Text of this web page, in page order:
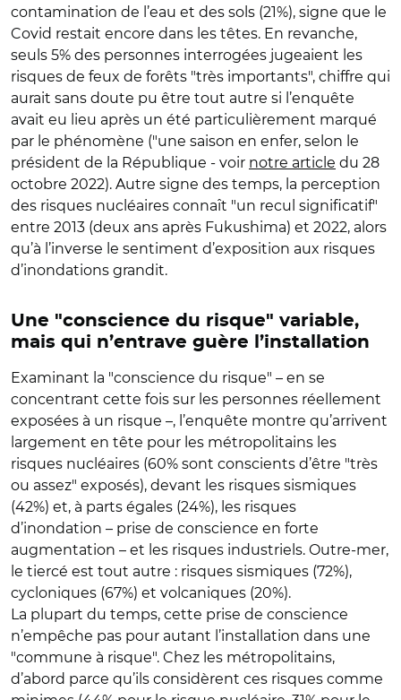
contamination de l’eau et des sols (21%), signe que le
Covid restait encore dans les têtes. En revanche,
seuls 5% des personnes interrogées jugeaient les
risques de feux de forêts "très importants", chiffre qui
aurait sans doute pu être tout autre si l’enquête
avait eu lieu après un été particulièrement marqué
par le phénomène ("une saison en enfer, selon le
président de la République - voir notre article du 28
octobre 2022). Autre signe des temps, la perception
des risques nucléaires connaît "un recul significatif"
entre 2013 (deux ans après Fukushima) et 2022, alors
qu’à l’inverse le sentiment d’exposition aux risques
d’inondations grandit.
Une "conscience du risque" variable,
mais qui n’entrave guère l’installation
Examinant la "conscience du risque" – en se
concentrant cette fois sur les personnes réellement
exposées à un risque –, l’enquête montre qu’arrivent
largement en tête pour les métropolitains les
risques nucléaires (60% sont conscients d’être "très
ou assez" exposés), devant les risques sismiques
(42%) et, à parts égales (24%), les risques
d’inondation – prise de conscience en forte
augmentation – et les risques industriels. Outre-mer,
le tiercé est tout autre : risques sismiques (72%),
cycloniques (67%) et volcaniques (20%).
La plupart du temps, cette prise de conscience
n’empêche pas pour autant l’installation dans une
"commune à risque". Chez les métropolitains,
d’abord parce qu’ils considèrent ces risques comme